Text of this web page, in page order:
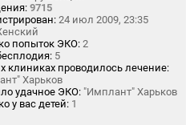
9715
24 июл 2009, 23:35
попыток ЭКО: 2
5
клиниках проводилось лечение:
Харьков
удачное ЭКО: "Имплант" Харьков
у вас детей: 1